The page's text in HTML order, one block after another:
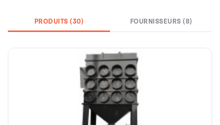
PRODUITS (30) FOURNISSEURS (8)